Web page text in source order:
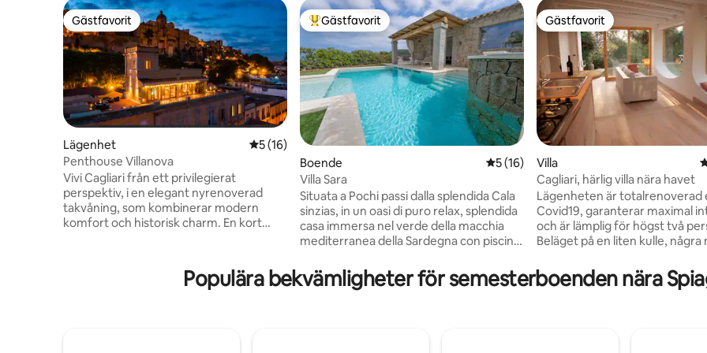
Gästfavorit
Gästfavorit
Lägenhet 5 av 5 i genomsnittligt betyg, 16 omdömen
5 (16)
Penthouse Villanova
Vivi Cagliari från ett privilegierat
perspektiv, i en elegant nyrenoverad
takvåning, som kombinerar modern
komfort och historisk charm. En kort
med fantastisk utsikt över hustaken i
Populär gästfavorit
Gästfavorit
Boende 5 av 5 i genomsnittligt betyg, 16
5 (16)
Villa Sara
Situata a Pochi passi dalla splendida Cala
sinzias, in un oasi di puro relax, splendida
casa immersa nel verde della macchia
mediterranea della Sardegna con piscina
riscaldata) dove potrai goderti momenti
di puro benessere. Questa casa è il
Gästfavorit
Gästfavorit
Villa
Cagliari, härlig villa nära havet
Lägenheten är
Covid19, garanterar maximal
och är lämplig för högst två
Beläget på en liten kulle,
dubbelsäng, stort badrum,
vardagsrum, Wi-Fi, fläkt och
det idealiskt för dem som älskar
Populära bekvämligheter för semesterboenden nära